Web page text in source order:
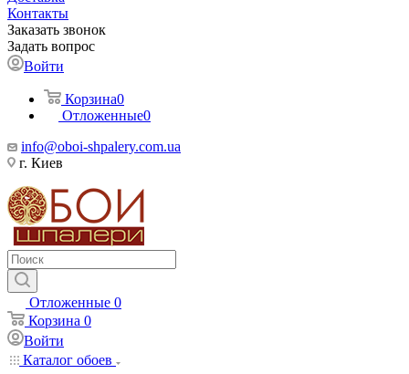
Контакты
Заказать звонок
Задать вопрос
Войти
Корзина0
Отложенные0
info@oboi-shpalery.com.ua
г. Киев
Отложенные 0
Корзина 0
Войти
Каталог обоев